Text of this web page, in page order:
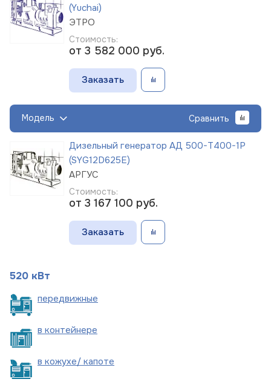
(Yuchai)
ЭТРО
Стоимость:
от 3 582 000 руб.
Заказать
Модель Сравнить
Дизельный генератор АД 500-Т400-1Р
(SYG12D625E)
АРГУС
Стоимость:
от 3 167 100 руб.
Заказать
520 кВт
передвижные
в контейнере
в кожухе/ капоте